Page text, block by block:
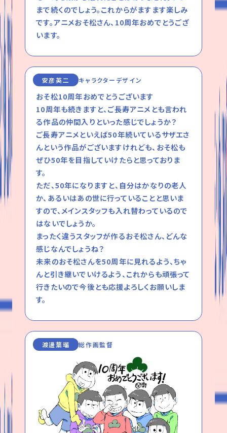
まで続くのでしょう。これからがますます楽しみ
です。アニメおそ松さん、10周年おめでとうござ
います。
安彦英二 キャラクターデザイン
おそ松10周年おめでとうございます
10周年も続きますと、ご長寿アニメとも言われ
る作品の仲間入りといった感じでしょうか？
ご長寿アニメといえば50年続いているサザエさ
んという作品がございますけれども、おそ松も
ぜひ50年を目指していけたらと思っておりま
す。
ただ、50年になりますと、自分はかなりの老人
か、あるいはあの世に行っていることと思いま
すので、メインスタッフも入れ替わっているので
はないでしょうか。
まったく違うスタッフが作るおそ松さん、どんな
感じなんでしょうね？
未来のおそ松さんを50周年に見れるよう、ちゃ
んと引き継いでいけるよう、これからも頑張って
行きたいので今後とも応援よろしくお願いしま
す。
渡邊葉瑠 総作画監督